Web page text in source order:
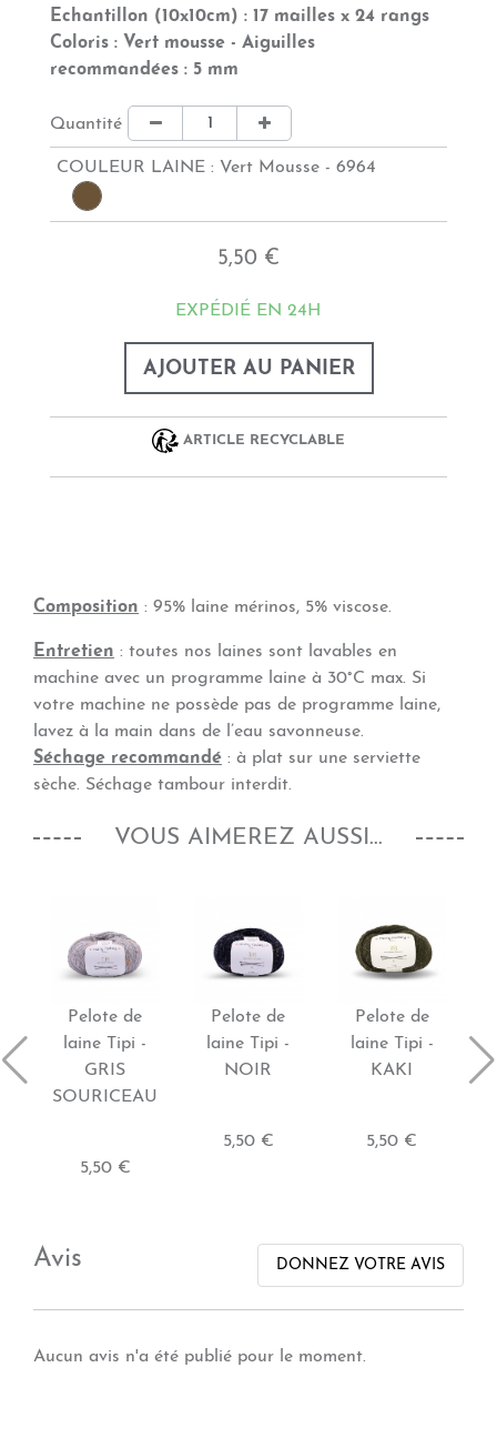
Echantillon (10x10cm) : 17 mailles x 24 rangs
Coloris : Vert mousse - Aiguilles
recommandées : 5 mm
Quantité
COULEUR LAINE : Vert Mousse - 6964
5,50 €
EXPÉDIÉ EN 24H
AJOUTER AU PANIER
ARTICLE RECYCLABLE
Composition : 95% laine mérinos, 5% viscose.
Entretien : toutes nos laines sont lavables en
machine avec un programme laine à 30°C max. Si
votre machine ne possède pas de programme laine,
lavez à la main dans de l’eau savonneuse.
Séchage recommandé : à plat sur une serviette
sèche. Séchage tambour interdit.
VOUS AIMEREZ AUSSI...
Pelote de
laine Tipi -
GRIS
SOURICEAU
5,50 €
Pelote de
laine Tipi -
NOIR
5,50 €
Pelote de
laine Tipi -
KAKI
5,50 €
Avis DONNEZ VOTRE AVIS
Aucun avis n'a été publié pour le moment.